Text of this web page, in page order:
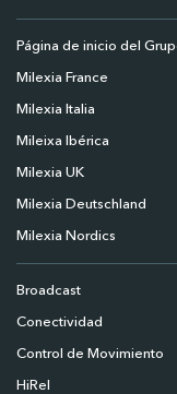
Página de inicio del
Milexia France
Milexia Italia
Mileixa Ibérica
Milexia UK
Milexia Deutschland
Milexia Nordics
Broadcast
Conectividad
Control de Movimiento
HiRel